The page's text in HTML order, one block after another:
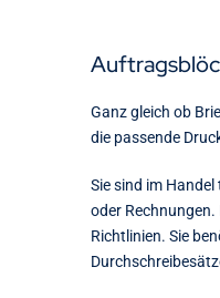
Ganz gleich ob
die passende
Sie sind im
oder
Richtlinien. Sie